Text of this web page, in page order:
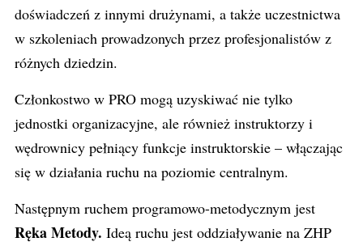
doświadczeń z innymi drużynami, a także uczestnictwa
w szkoleniach prowadzonych przez profesjonalistów z
różnych dziedzin.
Członkostwo w PRO mogą uzyskiwać nie tylko
jednostki organizacyjne, ale również instruktorzy i
wędrownicy pełniący funkcje instruktorskie – włączając
się w działania ruchu na poziomie centralnym.
Następnym ruchem programowo-metodycznym jest
Ręka Metody. Ideą ruchu jest oddziaływanie na ZHP